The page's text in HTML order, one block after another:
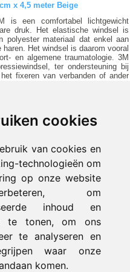
cookies
van cookies en
technologieën om
op onze website
om
inhoud en
te tonen, om ons
te analyseren en
waar onze
komen.
x 4,5 meter Beige
is een comfortabel lichtgewicht
druk. Het elastische windsel is
polyester materiaal dat enkel aan
Het windsel is daarom vooral
en algemene traumatologie. 3M
ter ondersteuning bij
fixeren van verbanden of ander
worden als compressiewindsel
en voor het fixeren van
Het windsel is vervaardigd uit een
enkel aan zichzelf kleeft en niet
blijft 3M Coban vanwege het
zitten voor een langdurige,
Coban: